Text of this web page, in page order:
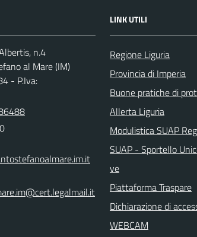
n.4
al Mare (IM)
- P.Iva:
LINK UTILI
Regione Liguria
Provincia di Imperia
Buone pratiche di
Allerta Liguria
Modulistica SUAP
SUAP - Sportello
ve
Piattaforma Traspare
Dichiarazione di
WEBCAM